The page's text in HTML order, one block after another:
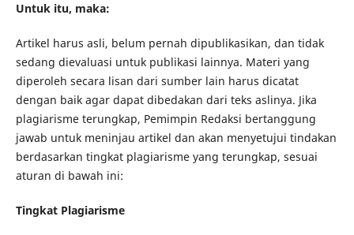
Untuk itu, maka:
Artikel harus asli, belum pernah dipublikasikan, dan tidak
sedang dievaluasi untuk publikasi lainnya. Materi yang
diperoleh secara lisan dari sumber lain harus dicatat
dengan baik agar dapat dibedakan dari teks aslinya. Jika
plagiarisme terungkap, Pemimpin Redaksi bertanggung
jawab untuk meninjau artikel dan akan menyetujui tindakan
berdasarkan tingkat plagiarisme yang terungkap, sesuai
aturan di bawah ini:
Tingkat Plagiarisme